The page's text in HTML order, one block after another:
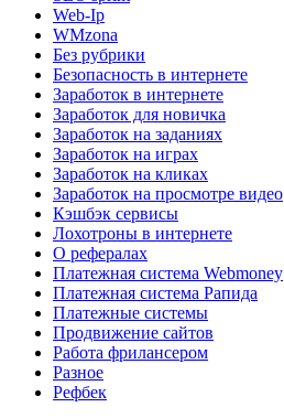
Web-Ip
WMzona
Без рубрики
Безопасность в интернете
Заработок в интернете
Заработок для новичка
Заработок на заданиях
Заработок на играх
Заработок на кликах
Заработок на просмотре видео
Кэшбэк сервисы
Лохотроны в интернете
О рефералах
Платежная система Webmoney
Платежная система Рапида
Платежные системы
Продвижение сайтов
Работа фрилансером
Разное
Рефбек